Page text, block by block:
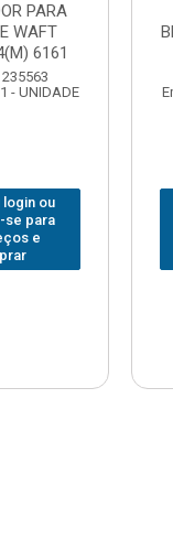
LED
MESA
- UNIDADE
login ou
se para
e